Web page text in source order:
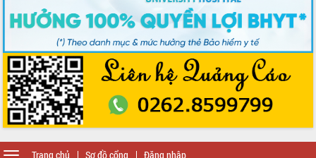
Trang chủ Sơ đồ cổng Đăng nhập
Toggle